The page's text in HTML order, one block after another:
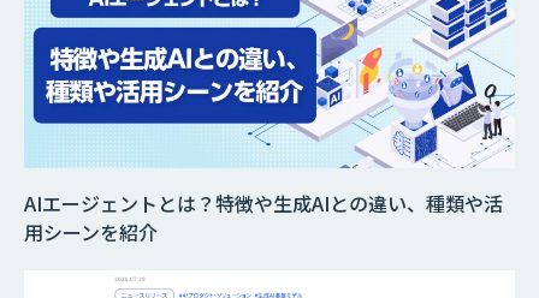
AIエージェントとは？特徴や生成AIとの違い、種類や活
用シーンを紹介